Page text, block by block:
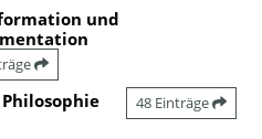
und
48 Einträge